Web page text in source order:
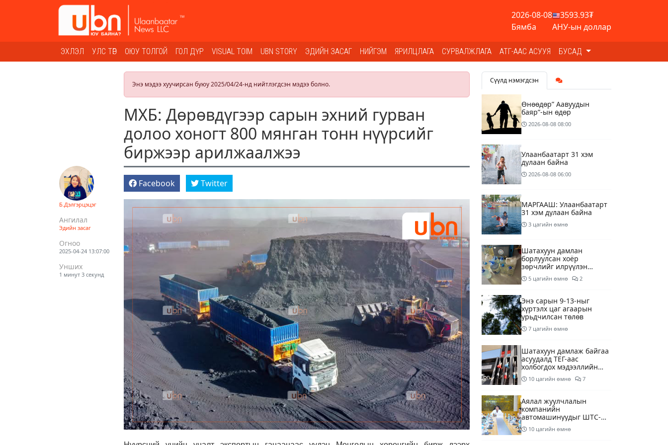
2026-08-08
Бямба
3593.93₮
АНУ-ын доллар
ЭХЛЭЛ УЛС ТӨР ОЮУ ТОЛГОЙ ГОЛ ДҮР VISUAL TOIM UBN STORY ЭДИЙН ЗАСАГ НИЙГЭМ ЯРИЛЦЛАГА СУРВАЛЖЛАГА АТГ-ААС АСУУЯ БУСАД
Энэ мэдээ хуучирсан буюу 2025/04/24-нд нийтлэгдсэн мэдээ болно.
МХБ: Дөрөвдүгээр сарын эхний гурван
долоо хоногт 800 мянган тонн нүүрсийг
биржээр арилжаалжээ
Б.Дэлгэрцэцэг
Ангилал
Эдийн засаг
Огноо
2025-04-24 13:07:00
Унших
1 минут 3 секунд
Facebook Twitter
Сүүлд нэмэгдсэн
Өнөөдөр” Аавуудын
баяр”-ын өдөр
2026-08-08 08:00
Улаанбаатарт 31 хэм
дулаан байна
2026-08-08 06:00
МАРГААШ: Улаанбаатарт
31 хэм дулаан байна
3 цагийн өмнө
Шатахуун дамлан
борлуулсан хоёр
зөрчлийг илрүүлэн
шалгаж байна
5 цагийн өмнө 2
Энэ сарын 9-13-ныг
хүртэлх цаг агаарын
урьдчилсан төлөв
7 цагийн өмнө
Шатахуун дамлаж байгаа
асуудалд ТЕГ-аас
холбогдох мэдээллийн
дагуу шалгалтын
ажиллагааг эрчимжүүлж
10 цагийн өмнө 7
Аялал жуулчлалын
компанийн
автомашинуудыг ШТС-
ууд хязгаарлалтгүйгээр
шатахуун олгох
10 цагийн өмнө